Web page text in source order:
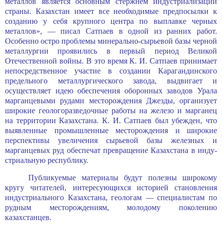
страны. Казахстан имеет все необходимые предпосылки к
соз­данию у себя крупного центра по выплавке черных
металлов», — писал Сатпаев в одной из ранних работ.
Особенно остро проблемы минерально-сырьевой базы черной
металлургии проявились в первый период Великой
Отечественной войны. В это время К. И. Сатпаев принимает
непосредственное участие в создании Ка­рагандинского
предельного металлургического завода, выдвигает и
осуществля­ет идею обеспечения оборонных заводов Урала
марганцевыми рудами месторож­дения Джезды, организует
широкие геологоразведочные работы на железо и марганец
на территории Казахстана. К. И. Сатпаев был убежден, что
выявлен­ные промышленные месторождения и широкие
перспективы увеличения сырьевой базы железных и
марганцевых руд обеспечат превращение Казахстана в инду­
стриальную республику.
Публикуемые материалы будут полезны широкому
кругу читателей, интере­сующихся историей становления
индустриального Казахстана, геологам — спе­циалистам по
рудным месторождениям, молодому поколению
казахстанцев.